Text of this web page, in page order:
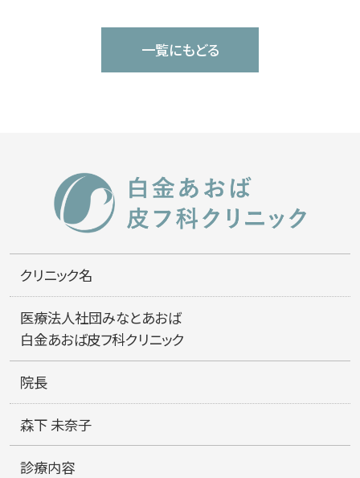
一覧にもどる
クリニック名
医療法人社団みなとあおば
白金あおば皮フ科クリニック
院長
森下 未奈子
診療内容